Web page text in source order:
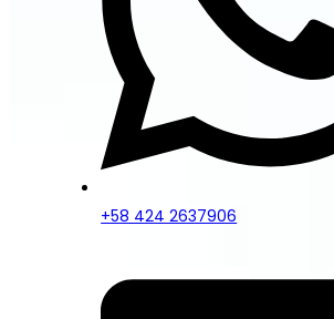
+58 424 2637906